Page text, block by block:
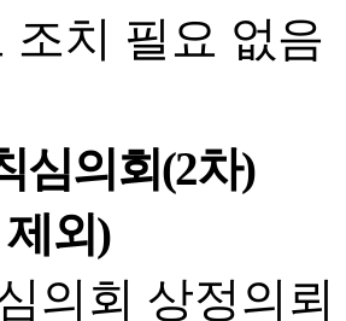
조치 필요 없음
심의회(2차)
외)
의회 상정의